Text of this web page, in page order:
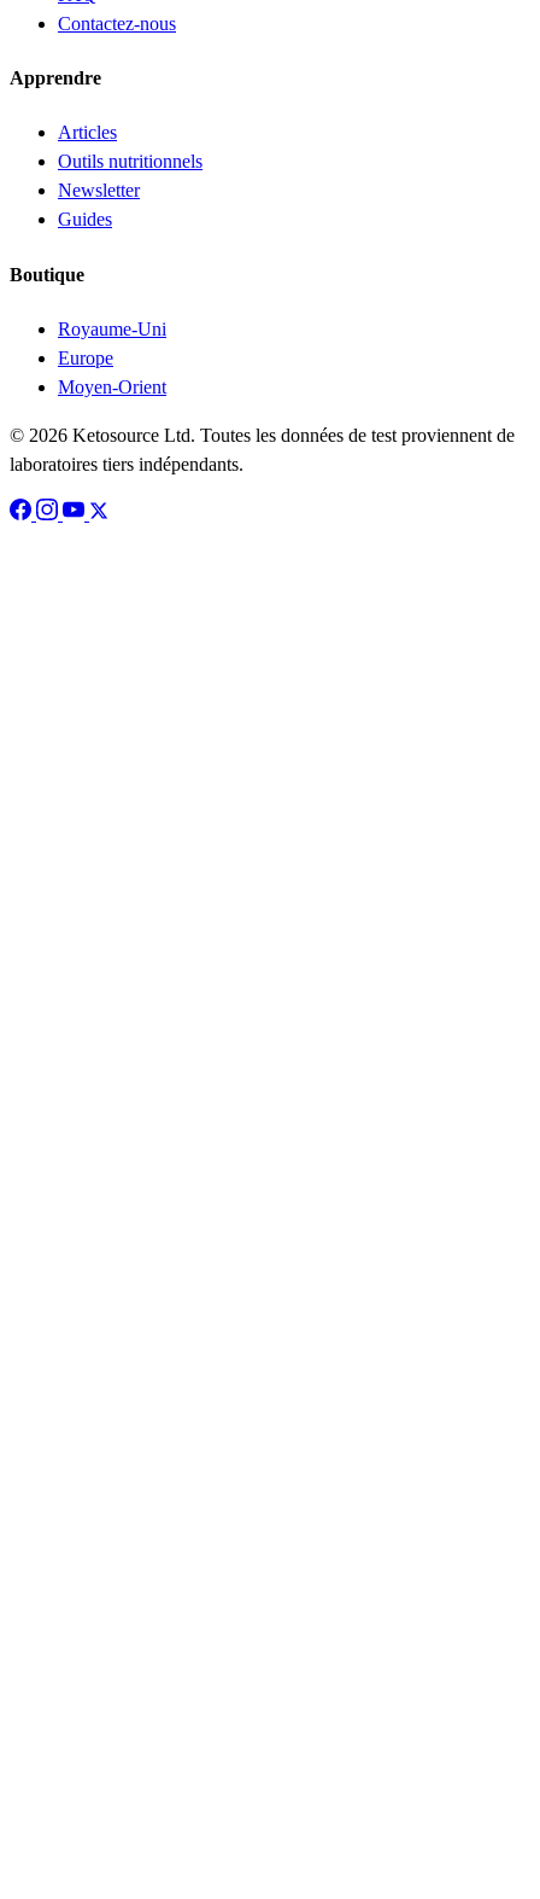
Contactez-nous
Apprendre
Articles
Outils nutritionnels
Newsletter
Guides
Boutique
Royaume-Uni
Europe
Moyen-Orient
© 2026 Ketosource Ltd. Toutes les données de test proviennent de
laboratoires tiers indépendants.